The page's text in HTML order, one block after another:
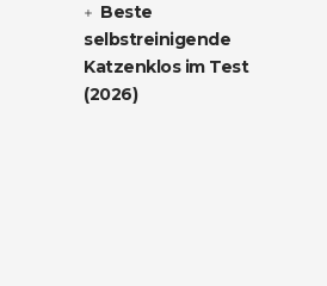
Beste
selbstreinigende
Katzenklos im Test
(2026)